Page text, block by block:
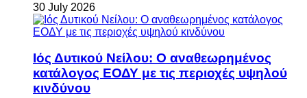
30 July 2026
Ιός Δυτικού Νείλου: Ο αναθεωρημένος
κατάλογος ΕΟΔΥ με τις περιοχές υψηλού
κινδύνου